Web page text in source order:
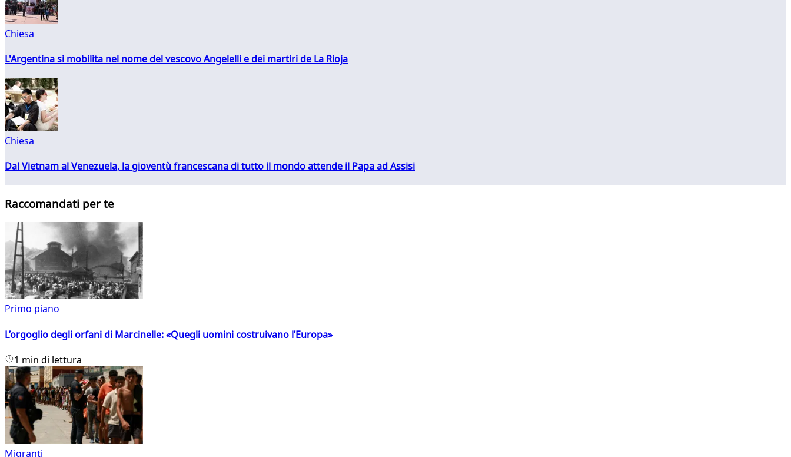
Chiesa
L'Argentina si mobilita nel nome del vescovo Angelelli e dei martiri de La Rioja
Chiesa
Dal Vietnam al Venezuela, la gioventù francescana di tutto il mondo attende il Papa ad Assisi
Raccomandati per te
Primo piano
L’orgoglio degli orfani di Marcinelle: «Quegli uomini costruivano l’Europa»
1 min di lettura
Migranti